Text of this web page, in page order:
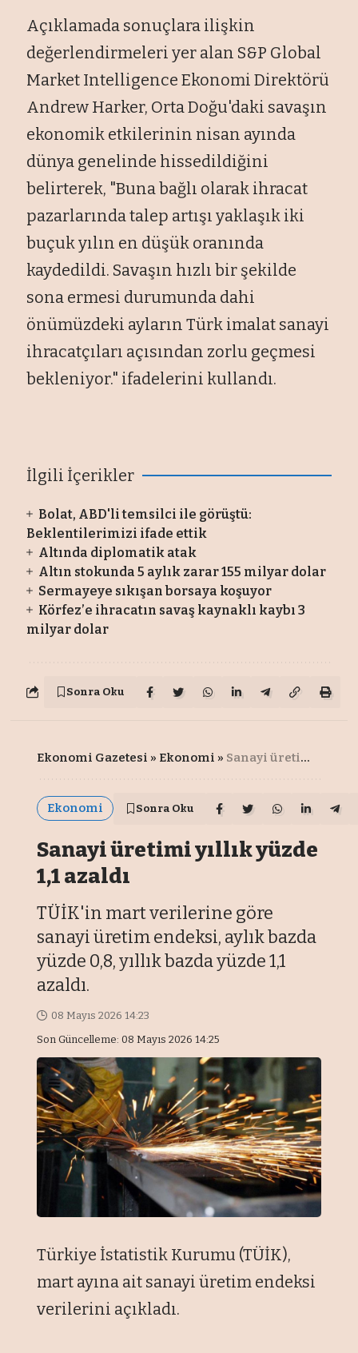
Açıklamada sonuçlara ilişkin
değerlendirmeleri yer alan S&P Global
Market Intelligence Ekonomi Direktörü
Andrew Harker, Orta Doğu'daki savaşın
ekonomik etkilerinin nisan ayında
dünya genelinde hissedildiğini
belirterek, "Buna bağlı olarak ihracat
pazarlarında talep artışı yaklaşık iki
buçuk yılın en düşük oranında
kaydedildi. Savaşın hızlı bir şekilde
sona ermesi durumunda dahi
önümüzdeki ayların Türk imalat sanayi
ihracatçıları açısından zorlu geçmesi
bekleniyor." ifadelerini kullandı.
İlgili İçerikler
Bolat, ABD'li temsilci ile görüştü:
Beklentilerimizi ifade ettik
Altında diplomatik atak
Altın stokunda 5 aylık zarar 155 milyar dolar
Sermayeye sıkışan borsaya koşuyor
Körfez’e ihracatın savaş kaynaklı kaybı 3
milyar dolar
Sonra Oku
Ekonomi Gazetesi » Ekonomi » Sanayi üretimi yıllık yüzde 1,1 azaldı
Ekonomi Sonra Oku
Sanayi üretimi yıllık yüzde
1,1 azaldı
TÜİK'in mart verilerine göre
sanayi üretim endeksi, aylık bazda
yüzde 0,8, yıllık bazda yüzde 1,1
azaldı.
Son Güncelleme: 08 Mayıs 2026 14:25
08 Mayıs 2026 14:23
Türkiye İstatistik Kurumu (TÜİK),
mart ayına ait sanayi üretim endeksi
verilerini açıkladı.